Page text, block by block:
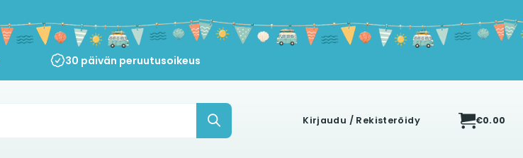
30 päivän peruutusoikeus
Kirjaudu / Rekisteröidy €0.00